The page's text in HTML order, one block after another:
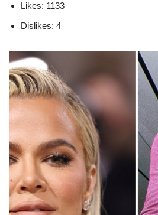
Likes: 1133
Dislikes: 4